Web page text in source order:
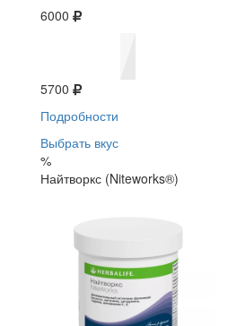
6000
5700
Подробности
Выбрать вкус
%
Найтворкс (Niteworks®)